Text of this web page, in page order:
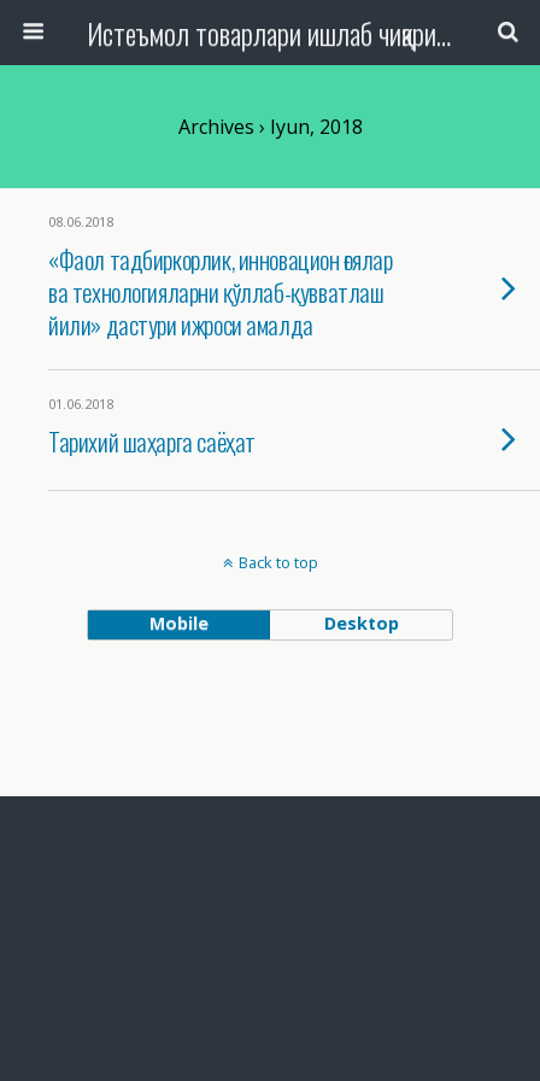
Истеъмол товарлари ишлаб чиқариш, савдо ва хизмат кўрсатиш ташкилотлари ходимлари касаба уюшмаси Республика кенгаши
Archives › Iyun, 2018
08.06.2018
«Фаол тадбиркорлик, инновацион ғоялар
ва технологияларни қўллаб-қувватлаш
йили» дастури ижроси амалда
01.06.2018
Тарихий шаҳарга саёҳат
Back to top
Mobile Desktop